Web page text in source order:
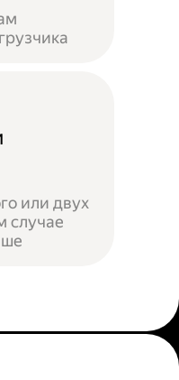
или двух
случае